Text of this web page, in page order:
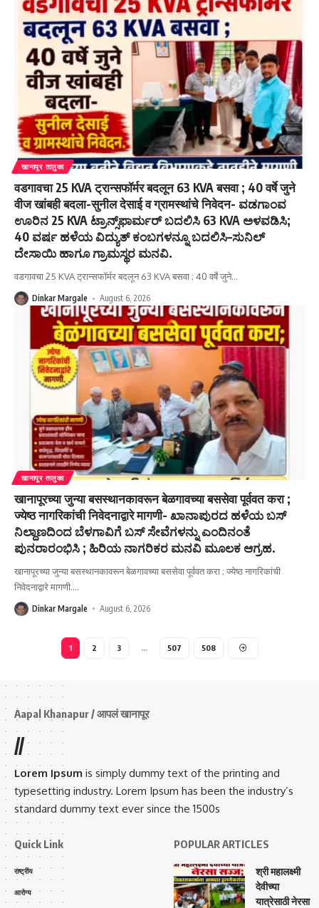
खानापूर तालुका
वडगावचा 25 KVA ट्रान्सफॉर्मर बदलून 63 KVA बसवा ; 40 वर्षे जुने
वीज खांबही बदला-सुनील देसाई व ग्रामस्थांचे निवेदन- ವಡಗಾಂವ
ಊರಿನ 25 KVA ಟ್ರಾನ್ಸ್‌ಫಾರ್ಮರ್ ಬದಲಿಸಿ 63 KVA ಅಳವಡಿಸಿ;
40 ವರ್ಷ ಹಳೆಯ ವಿದ್ಯುತ್ ಕಂಬಗಳನ್ನೂ ಬದಲಿಸಿ–ಸುನಿಲ್
ದೇಸಾಯಿ ಹಾಗೂ ಗ್ರಾಮಸ್ಥರ ಮನವಿ.
वडगावचा 25 KVA ट्रान्सफॉर्मर बदलून 63 KVA बसवा ; 40 वर्षे जुने…
Dinkar Margale August 6, 2026
खानापूर तालुका
खानापूरच्या जुन्या बसस्थानकावरून बेळगावच्या बससेवा पूर्ववत करा ;
ज्येष्ठ नागरिकांची निवेदनाद्वारे मागणी- ಖಾನಾಪುರದ ಹಳೆಯ ಬಸ್
ನಿಲ್ದಾಣದಿಂದ ಬೆಳಗಾವಿಗೆ ಬಸ್ ಸೇವೆಗಳನ್ನು ಎಂದಿನಂತೆ
ಪುನರಾರಂಭಿಸಿ ; ಹಿರಿಯ ನಾಗರಿಕರ ಮನವಿ ಮೂಲಕ ಆಗ್ರಹ.
खानापूरच्या जुन्या बसस्थानकावरून बेळगावच्या बससेवा पूर्ववत करा ; ज्येष्ठ नागरिकांची
निवेदनाद्वारे मागणी.…
Dinkar Margale August 6, 2026
1 2 3 … 507 508
Aapal Khanapur / आपलं खानापूर
//
Lorem Ipsum is simply dummy text of the printing and
typesetting industry. Lorem Ipsum has been the industry’s
standard dummy text ever since the 1500s
Quick Link
राष्ट्रीय
आरोग्य
POPULAR ARTICLES
श्री महालक्ष्मी
देवीच्या
यात्रेसाठी नेरसा